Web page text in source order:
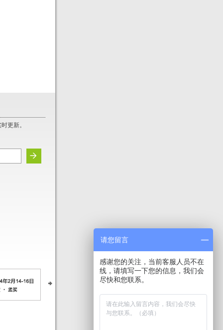
更新。
请您留言
感谢您的关注，当前客服人员不在
线，请填写一下您的信息，我们会
尽快和您联系。